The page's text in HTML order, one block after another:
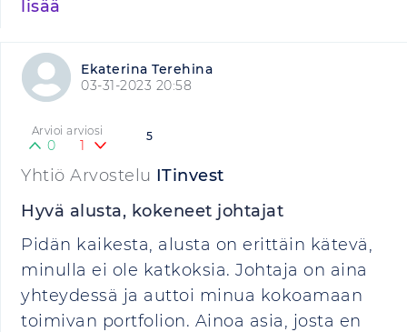
lisää
Ekaterina Terehina
03-31-2023 20:58
5
Arvioi arviosi
0 1
Yhtiö Arvostelu ITinvest
Hyvä alusta, kokeneet johtajat
Pidän kaikesta, alusta on erittäin kätevä,
minulla ei ole katkoksia. Johtaja on aina
yhteydessä ja auttoi minua kokoamaan
toimivan portfolion. Ainoa asia, josta en